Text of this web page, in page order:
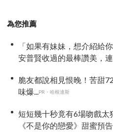
為您推薦
「如果有妹妹，想介紹給
安普賢收過的最棒讚美，
脆友都說相見恨晚！苦甜
味爆...
PR・哈根達斯
短短幾十秒竟有6場吻戲太
《不是你的戀愛》甜蜜預